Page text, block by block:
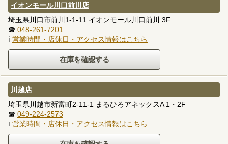
イオンモール川口前川店
埼玉県川口市前川1-1-11 イオンモール川口前川 3F
☎ 048-261-7201
ℹ 営業時間・店休日・アクセス情報はこちら
川越店
埼玉県川越市新富町2-11-1 まるひろアネックスA 1・2F
☎ 049-224-2573
ℹ 営業時間・店休日・アクセス情報はこちら